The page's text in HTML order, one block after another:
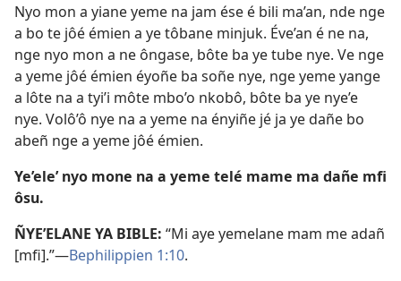
Nyo mon a yiane yeme na jam ése é bili ma’an, nde nge
a bo te jôé émien a ye tôbane minjuk. Éve’an é ne na,
nge nyo mon a ne ôngase, bôte ba ye tube nye. Ve nge
a yeme jôé émien éyoñe ba soñe nye, nge yeme yange
a lôte na a tyi’i môte mbo’o nkobô, bôte ba ye nye’e
nye. Volô’ô nye na a yeme na ényiñe jé ja ye dañe bo
abeñ nge a yeme jôé émien.
Ye’ele’ nyo mone na a yeme telé mame ma dañe mfi
ôsu.
ÑYE’ELANE YA BIBLE: “Mi aye yemelane mam me adañ
[mfi].”​—Bephilippien 1:10.